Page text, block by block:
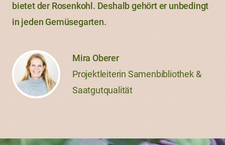
bietet der Rosenkohl. Deshalb gehört er unbedingt
in jeden Gemüsegarten.
Mira Oberer
Projektleiterin Samenbibliothek &
Saatgutqualität